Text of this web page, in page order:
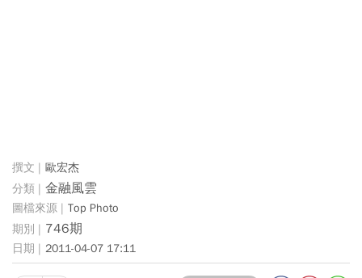
歐宏杰
金融風雲
Top Photo
746期
2011-04-07 17:11